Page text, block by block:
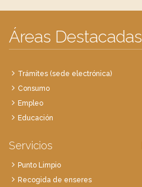
Áreas Destacadas
Trámites (sede electrónica)
Consumo
Empleo
Educación
Servicios
Punto Limpio
Recogida de enseres